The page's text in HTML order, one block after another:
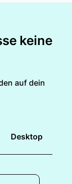
keine
auf dein
Desktop